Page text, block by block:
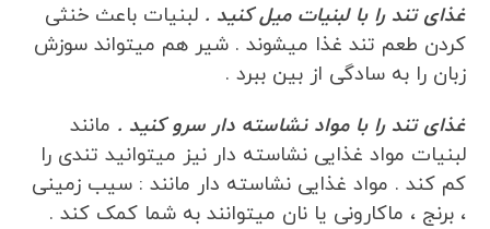
غذای تند را با لبنیات میل کنید . لبنیات باعث خنثی
کردن طعم تند غذا میشوند . شیر هم میتواند سوزش
زبان را به سادگی از بین ببرد .
غذای تند را با مواد نشاسته دار سرو کنید . مانند
لبنیات مواد غذایی نشاسته دار نیز میتوانید تندی را
کم کند . مواد غذایی نشاسته دار مانند : سیب زمینی
، برنج ، ماکارونی یا نان میتوانند به شما کمک کند .